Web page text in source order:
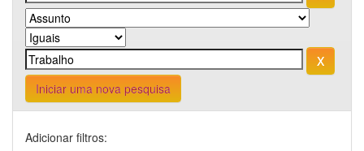
Iniciar uma nova pesquisa
Adicionar filtros: